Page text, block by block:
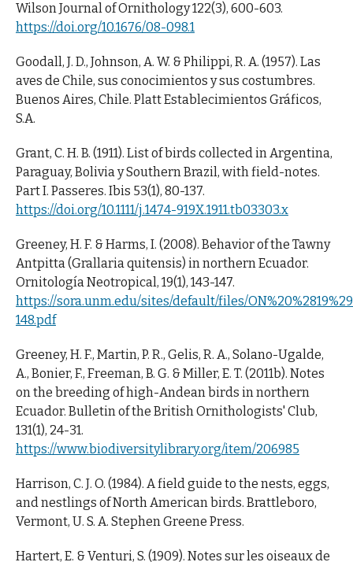
Wilson Journal of Ornithology 122(3), 600-603.
https://doi.org/10.1676/08-098.1
Goodall, J. D., Johnson, A. W. & Philippi, R. A. (1957). Las
aves de Chile, sus conocimientos y sus costumbres.
Buenos Aires, Chile. Platt Establecimientos Gráficos,
S.A.
Grant, C. H. B. (1911). List of birds collected in Argentina,
Paraguay, Bolivia y Southern Brazil, with field-notes.
Part I. Passeres. Ibis 53(1), 80-137.
https://doi.org/10.1111/j.1474-919X.1911.tb03303.x
Greeney, H. F. & Harms, I. (2008). Behavior of the Tawny
Antpitta (Grallaria quitensis) in northern Ecuador.
Ornitología Neotropical, 19(1), 143-147.
https://sora.unm.edu/sites/default/files/
148.pdf
Greeney, H. F., Martin, P. R., Gelis, R. A., Solano-Ugalde,
A., Bonier, F., Freeman, B. G. & Miller, E. T. (2011b). Notes
on the breeding of high-Andean birds in northern
Ecuador. Bulletin of the British Ornithologists' Club,
131(1), 24-31.
https://www.biodiversitylibrary.org/item/206985
Harrison, C. J. O. (1984). A field guide to the nests, eggs,
and nestlings of North American birds. Brattleboro,
Vermont, U. S. A. Stephen Greene Press.
Hartert, E. & Venturi, S. (1909). Notes sur les oiseaux de